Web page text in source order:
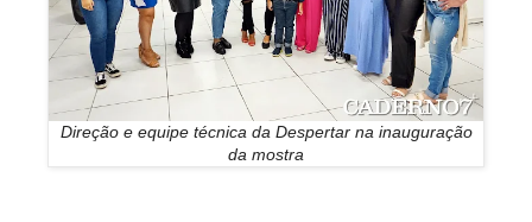
Direção e equipe técnica da Despertar na inauguração
da mostra